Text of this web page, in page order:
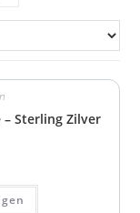
– Sterling Zilver